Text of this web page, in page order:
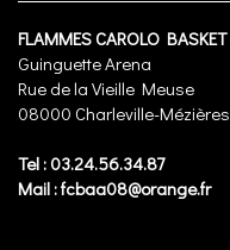
FLAMMES CAROLO BASKET
Guinguette Arena
Rue de la Vieille Meuse
08000 Charleville-Mézières
Tel : 03.24.56.34.87
Mail : fcbaa08@orange.fr